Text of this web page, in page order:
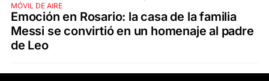
MÓVIL DE AIRE
Emoción en Rosario: la casa de la familia
Messi se convirtió en un homenaje al padre
de Leo